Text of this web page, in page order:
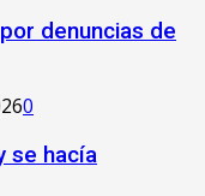
denuncias de
0
se hacía